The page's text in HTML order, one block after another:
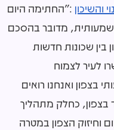
והשיכון :״החתימה היום
מדובר בהסכם
בין שכונות חדשות
לעיר לצמוח
ואנחנו רואים
כחלק מתהליך
וחיזוק הצפון במטרה